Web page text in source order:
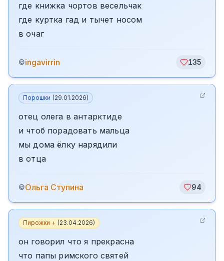
где книжка чортов весельчак
где куртка гад и тычет носом
в очаг
©ingavirrin 135
Порошки (29.01.2026)
отец олега в антарктиде
и чтоб порадовать мальца
мы дома ёлку нарядили
в отца
©Ольга Ступина 94
Пирожки + (23.04.2026)
он говорил что я прекрасна
что папы римского святей